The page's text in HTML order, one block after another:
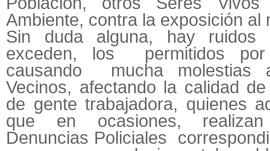
Ambiente, contra la exposición al
Sin duda alguna, hay
exceden, los permitidos
causando mucha molestias
Vecinos, afectando la calidad
de gente trabajadora, quienes
que en ocasiones,
Denuncias Policiales